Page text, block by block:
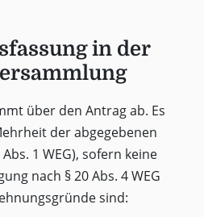
in der
über den Antrag ab. Es
der abgegebenen
1 WEG), sofern keine
nach § 20 Abs. 4 WEG
sind: